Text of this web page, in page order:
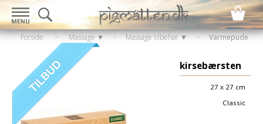
Forside > Massage ▼ > Massage tilbehør ▼ >
Varmepude
til mikroovn
kirsebærsten
27 x 27 cm
Classic